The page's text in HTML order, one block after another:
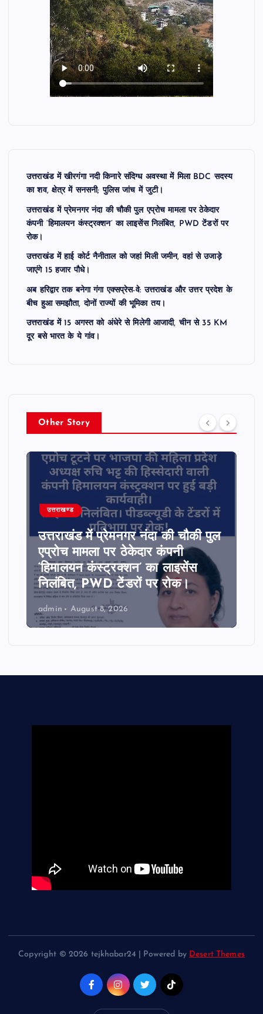
उत्तराखंड में खीरगंगा नदी किनारे संदिग्ध अवस्था में मिला BDC सदस्य
का शव, क्षेत्र में सनसनी; पुलिस जांच में जुटी।
उत्तराखंड में प्रेमनगर नंदा की चौकी पुल एप्रोच मामला पर ठेकेदार
कंपनी ‘हिमालयन कंस्ट्रक्शन’ का लाइसेंस निलंबित, PWD टेंडरों पर
रोक।
उत्तराखंड में हाई कोर्ट नैनीताल को जहां मिली जमीन, वहां से उजाड़े
जाएंगे 15 हजार पौधे।
अब हरिद्वार तक बनेगा गंगा एक्सप्रेस-वे: उत्तराखंड और उत्तर प्रदेश के
बीच हुआ समझौता, दोनों राज्यों की भूमिका तय।
उत्तराखंड में 15 अगस्त को अंधेरे से मिलेगी आजादी, चीन से 35 KM
दूर बसे भारत के ये गांव।
Other Story
उत्तराखण्ड
उत्तराखंड में प्रेमनगर नंदा की चौकी पुल
एप्रोच मामला पर ठेकेदार कंपनी
‘हिमालयन कंस्ट्रक्शन’ का लाइसेंस
निलंबित, PWD टेंडरों पर रोक।
admin August 8, 2026
Copyright © 2026 tejkhabar24 | Powered by Desert Themes